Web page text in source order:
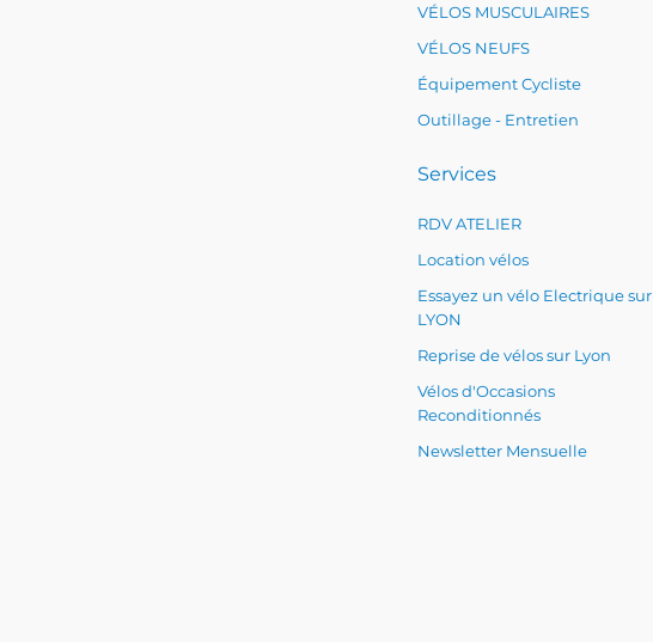
VÉLOS MUSCULAIRES
VÉLOS NEUFS
Équipement Cycliste
Outillage - Entretien
Services
RDV ATELIER
Location vélos
Essayez un vélo Electrique sur
LYON
Reprise de vélos sur Lyon
Vélos d'Occasions
Reconditionnés
Newsletter Mensuelle